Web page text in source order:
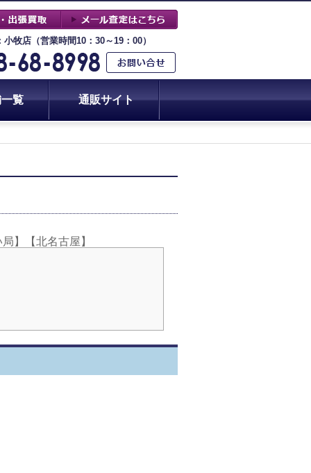
牧店（営業時間10：30～19：00）
覧 通販サイト
】【北名古屋】